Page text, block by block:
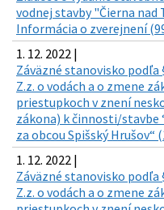
vodnej stavby "Čierna nad
Informácia o zverejnení
1. 12. 2022 |
Záväzné stanovisko podľa
Z.z. o vodách a o zmene
priestupkoch v znení
zákona) k činnosti/stavbe
za obcou Spišský Hrušov“
1. 12. 2022 |
Záväzné stanovisko podľa
Z.z. o vodách a o zmene